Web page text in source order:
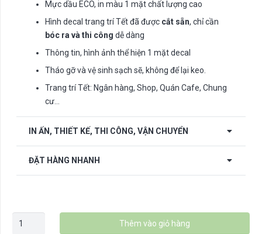
Mực dầu ECO, in màu 1 mặt chất lượng cao
Hình decal trang trí Tết đã được cắt sẵn, chỉ cần
bóc ra và thi công dễ dàng
Thông tin, hình ảnh thể hiện 1 mặt decal
Tháo gỡ và vệ sinh sạch sẽ, không để lại keo.
Trang trí Tết: Ngân hàng, Shop, Quán Cafe, Chung
cư…
IN ẤN, THIẾT KẾ, THI CÔNG, VẬN CHUYỂN
ĐẶT HÀNG NHANH
Decal
Thêm vào giỏ hàng